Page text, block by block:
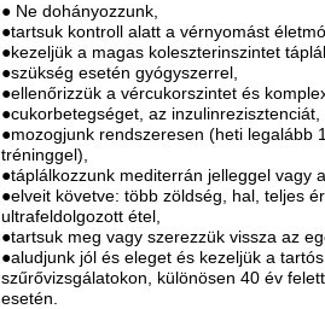
● Ne dohányozzunk,
●tartsuk kontroll alatt a vérnyomást
●kezeljük a magas koleszterinszintet
●szükség esetén gyógyszerrel,
●ellenőrizzük a vércukorszintet és
●cukorbetegséget, az inzulinrezisztenciát,
●mozogjunk rendszeresen (heti legalább
tréninggel),
●táplálkozzunk mediterrán jelleggel vagy
●elveit követve: több zöldség, hal, teljes
ultrafeldolgozott étel,
●tartsuk meg vagy szerezzük vissza az
●aludjunk jól és eleget és kezeljük a
szűrővizsgálatokon, különösen 40 év
esetén.